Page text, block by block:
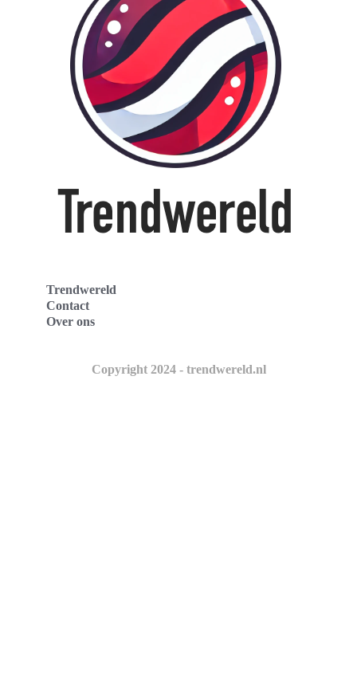
Trendwereld
Contact
Over ons
Copyright 2024 - trendwereld.nl